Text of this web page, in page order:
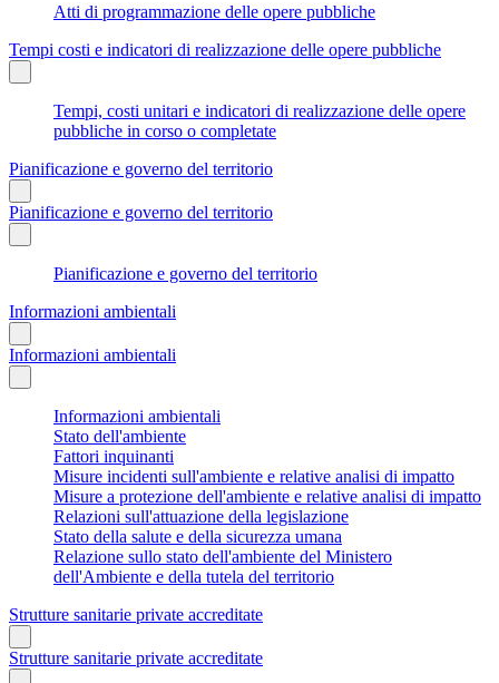
Atti di programmazione delle opere pubbliche
Tempi costi e indicatori di realizzazione delle opere pubbliche
Tempi, costi unitari e indicatori di realizzazione delle opere
pubbliche in corso o completate
Pianificazione e governo del territorio
Pianificazione e governo del territorio
Pianificazione e governo del territorio
Informazioni ambientali
Informazioni ambientali
Informazioni ambientali
Stato dell'ambiente
Fattori inquinanti
Misure incidenti sull'ambiente e relative analisi di impatto
Misure a protezione dell'ambiente e relative analisi di impatto
Relazioni sull'attuazione della legislazione
Stato della salute e della sicurezza umana
Relazione sullo stato dell'ambiente del Ministero
dell'Ambiente e della tutela del territorio
Strutture sanitarie private accreditate
Strutture sanitarie private accreditate